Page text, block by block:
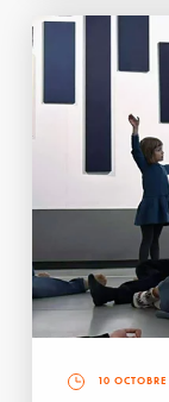
10 OCTOBRE